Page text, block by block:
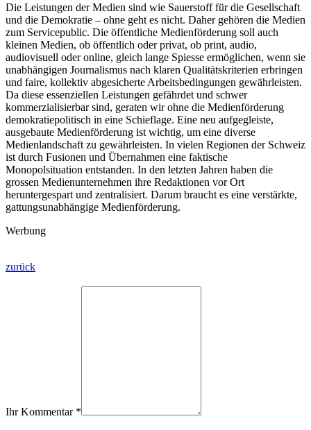
Die Leistungen der Medien sind wie Sauerstoff für die Gesellschaft
und die Demokratie – ohne geht es nicht. Daher gehören die Medien
zum Servicepublic. Die öffentliche Medienförderung soll auch
kleinen Medien, ob öffentlich oder privat, ob print, audio,
audiovisuell oder online, gleich lange Spiesse ermöglichen, wenn sie
unabhängigen Journalismus nach klaren Qualitätskriterien erbringen
und faire, kollektiv abgesicherte Arbeitsbedingungen gewährleisten.
Da diese essenziellen Leistungen gefährdet und schwer
kommerzialisierbar sind, geraten wir ohne die Medienförderung
demokratiepolitisch in eine Schieflage. Eine neu aufgegleiste,
ausgebaute Medienförderung ist wichtig, um eine diverse
Medienlandschaft zu gewährleisten. In vielen Regionen der Schweiz
ist durch Fusionen und Übernahmen eine faktische
Monopolsituation entstanden. In den letzten Jahren haben die
grossen Medienunternehmen ihre Redaktionen vor Ort
heruntergespart und zentralisiert. Darum braucht es eine verstärkte,
gattungsunabhängige Medienförderung.
Werbung
zurück
Ihr Kommentar *